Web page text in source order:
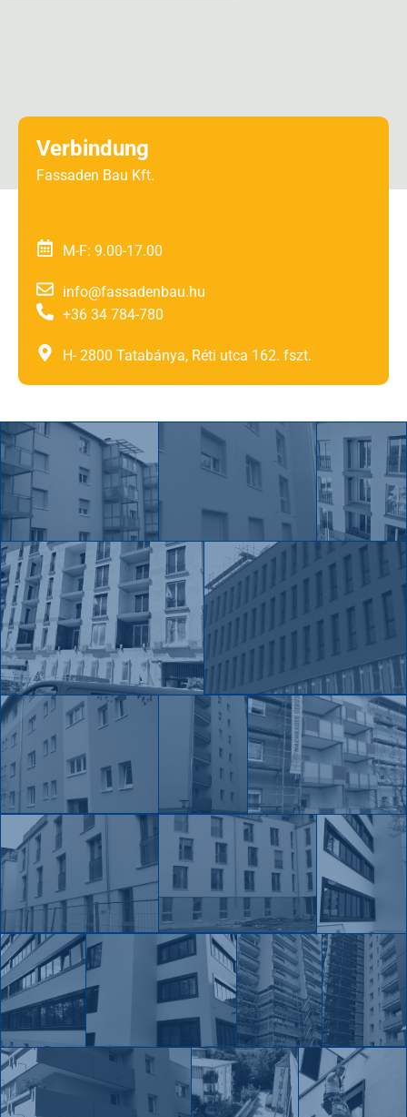
Verbindung
Fassaden Bau Kft.
M-F: 9.00-17.00
info@fassadenbau.hu
+36 34 784-780
H- 2800 Tatabánya, Réti utca 162. fszt.